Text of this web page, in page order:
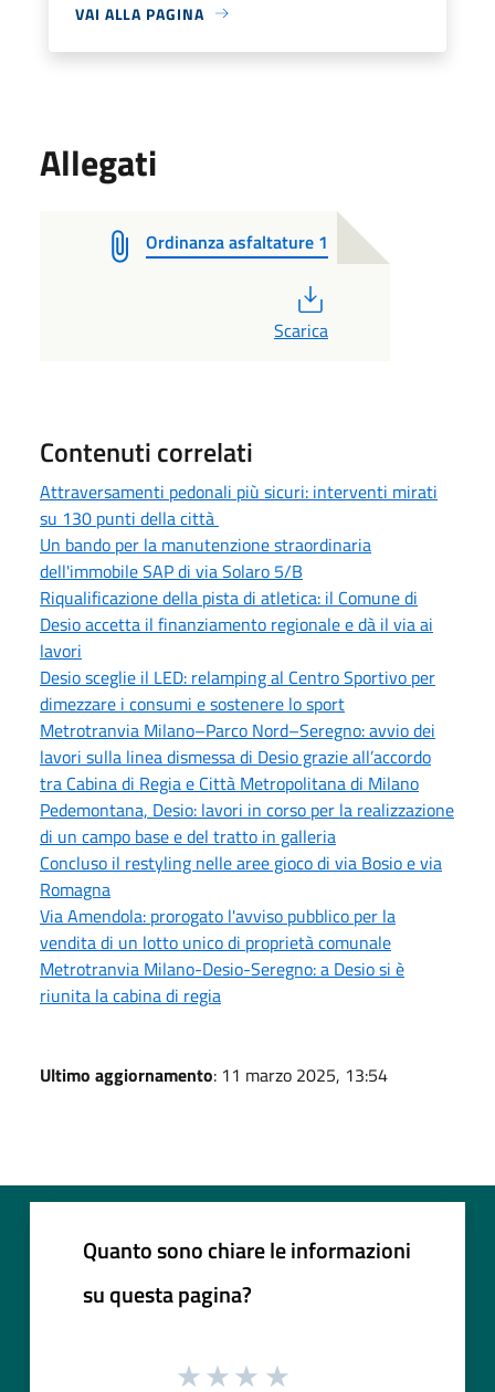
VAI ALLA PAGINA
Allegati
Ordinanza asfaltature 1
Scarica
Contenuti correlati
Attraversamenti pedonali più sicuri: interventi mirati
su 130 punti della città
Un bando per la manutenzione straordinaria
dell'immobile SAP di via Solaro 5/B
Riqualificazione della pista di atletica: il Comune di
Desio accetta il finanziamento regionale e dà il via ai
lavori
Desio sceglie il LED: relamping al Centro Sportivo per
dimezzare i consumi e sostenere lo sport
Metrotranvia Milano–Parco Nord–Seregno: avvio dei
lavori sulla linea dismessa di Desio grazie all’accordo
tra Cabina di Regia e Città Metropolitana di Milano
Pedemontana, Desio: lavori in corso per la realizzazione
di un campo base e del tratto in galleria
Concluso il restyling nelle aree gioco di via Bosio e via
Romagna
Via Amendola: prorogato l'avviso pubblico per la
vendita di un lotto unico di proprietà comunale
Metrotranvia Milano-Desio-Seregno: a Desio si è
riunita la cabina di regia
Ultimo aggiornamento: 11 marzo 2025, 13:54
Quanto sono chiare le informazioni
su questa pagina?